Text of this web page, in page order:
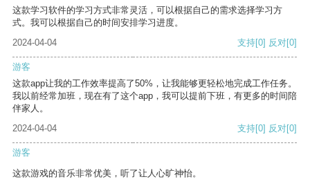
这款学习软件的学习方式非常灵活，可以根据自己的需求选择学习方
式。我可以根据自己的时间安排学习进度。
2024-04-04
支持[0] 反对[0]
游客
这款app让我的工作效率提高了50%，让我能够更轻松地完成工作任务。
我以前经常加班，现在有了这个app，我可以提前下班，有更多的时间陪
伴家人。
2024-04-04
支持[0] 反对[0]
游客
这款游戏的音乐非常优美，听了让人心旷神怡。